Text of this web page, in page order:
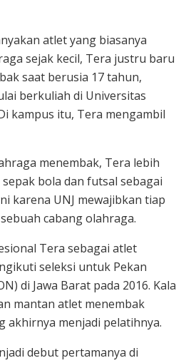
atlet yang biasanya
sejak kecil, Tera justru baru
saat berusia 17 tahun,
berkuliah di Universitas
kampus itu, Tera mengambil
menembak, Tera lebih
bola dan futsal sebagai
karena UNJ mewajibkan tiap
cabang olahraga.
Tera sebagai atlet
seleksi untuk Pekan
di Jawa Barat pada 2016. Kala
mantan atlet menembak
akhirnya menjadi pelatihnya.
debut pertamanya di